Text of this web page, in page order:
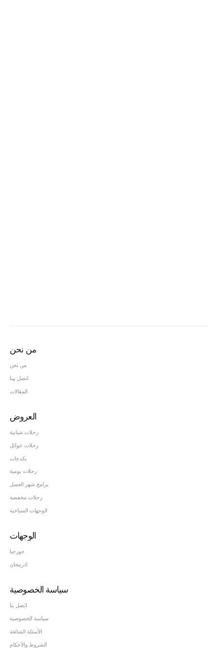
من نحن
من نحن
اتصل بينا
المقالات
العروض
رحلات شبابية
رحلات عوائل
بكدجات
رحلات يومية
برامج شهر العسل
رحلات مخفضة
الوجهات السياحية
الوجهات
جورجيا
اذربيجان
سياسة الخصوصية
اتصل بنا
سياسة الخصوصية
الأسئلة الشائعة
الشروط والأحكام